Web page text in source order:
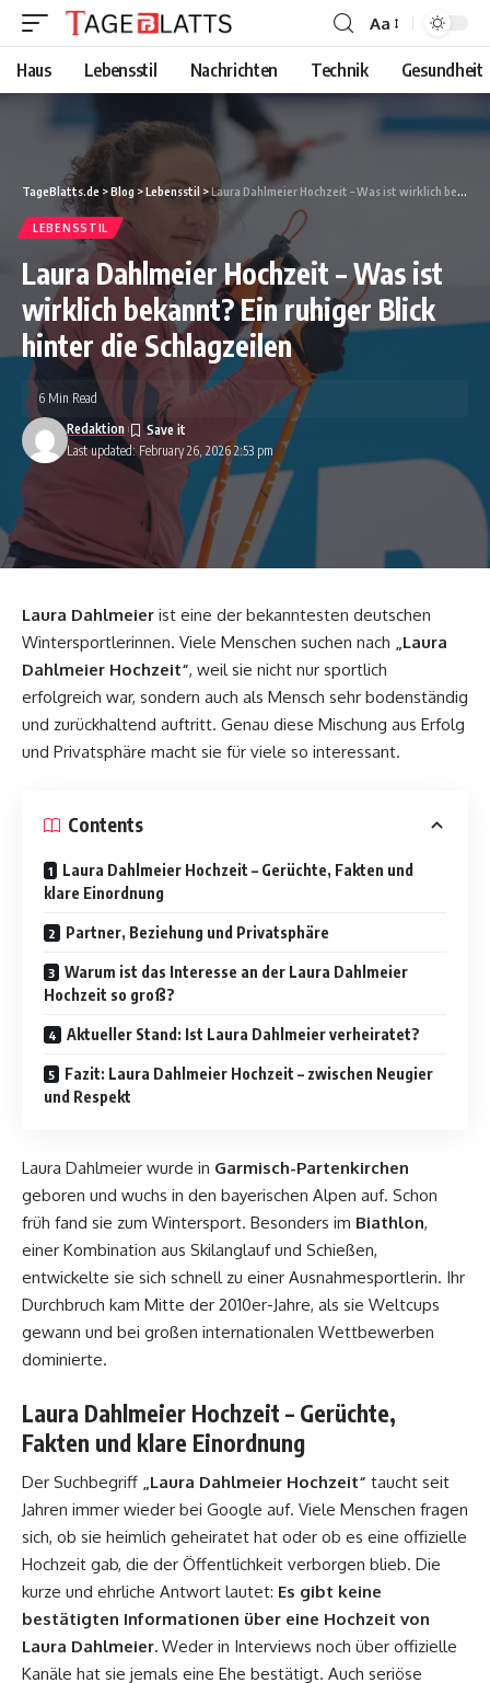
Font
Resizer
Aa
Haus Lebensstil Nachrichten Technik Gesundheit
TageBlatts.de >Blog >Lebensstil >Laura Dahlmeier Hochzeit – Was ist wirklich bekannt? Ein ruhiger Blick hinter die Schlagzeilen
LEBENSSTIL
Laura Dahlmeier Hochzeit – Was ist
wirklich bekannt? Ein ruhiger Blick
hinter die Schlagzeilen
Last updated: February 26, 2026 2:53 pm
Redaktion
6 Min Read
Laura Dahlmeier ist eine der bekanntesten deutschen
Wintersportlerinnen. Viele Menschen suchen nach „Laura
Dahlmeier Hochzeit“, weil sie nicht nur sportlich
erfolgreich war, sondern auch als Mensch sehr bodenständig
und zurückhaltend auftritt. Genau diese Mischung aus Erfolg
und Privatsphäre macht sie für viele so interessant.
Contents
Laura Dahlmeier Hochzeit – Gerüchte, Fakten und
klare Einordnung
Partner, Beziehung und Privatsphäre
Warum ist das Interesse an der Laura Dahlmeier
Hochzeit so groß?
Aktueller Stand: Ist Laura Dahlmeier verheiratet?
Fazit: Laura Dahlmeier Hochzeit – zwischen Neugier
und Respekt
Laura Dahlmeier wurde in Garmisch-Partenkirchen
geboren und wuchs in den bayerischen Alpen auf. Schon
früh fand sie zum Wintersport. Besonders im Biathlon,
einer Kombination aus Skilanglauf und Schießen,
entwickelte sie sich schnell zu einer Ausnahmesportlerin. Ihr
Durchbruch kam Mitte der 2010er-Jahre, als sie Weltcups
gewann und bei großen internationalen Wettbewerben
dominierte.
Laura Dahlmeier Hochzeit – Gerüchte,
Fakten und klare Einordnung
Der Suchbegriff „Laura Dahlmeier Hochzeit“ taucht seit
Jahren immer wieder bei Google auf. Viele Menschen fragen
sich, ob sie heimlich geheiratet hat oder ob es eine offizielle
Hochzeit gab, die der Öffentlichkeit verborgen blieb. Die
kurze und ehrliche Antwort lautet: Es gibt keine
bestätigten Informationen über eine Hochzeit von
Laura Dahlmeier. Weder in Interviews noch über offizielle
Kanäle hat sie jemals eine Ehe bestätigt. Auch seriöse